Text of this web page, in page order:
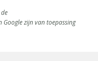
Google zijn van toepassing